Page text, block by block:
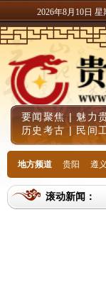
2026年8月10日
要闻聚焦| 魅力
历史考古 | 民间
地方频道 贵阳 遵义
滚动新闻：